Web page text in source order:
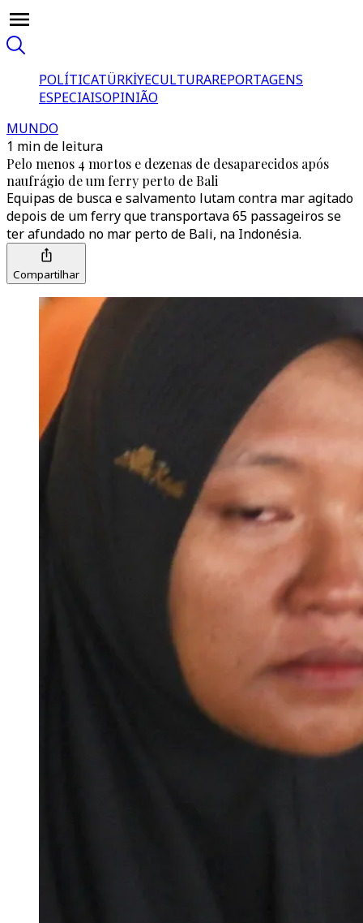
POLÍTICATÜRKİYECULTURAREPORTAGENS
ESPECIAISOPINIÃO
MUNDO
1 min de leitura
Pelo menos 4 mortos e dezenas de desaparecidos após
naufrágio de um ferry perto de Bali
Equipas de busca e salvamento lutam contra mar agitado
depois de um ferry que transportava 65 passageiros se
ter afundado no mar perto de Bali, na Indonésia.
Compartilhar